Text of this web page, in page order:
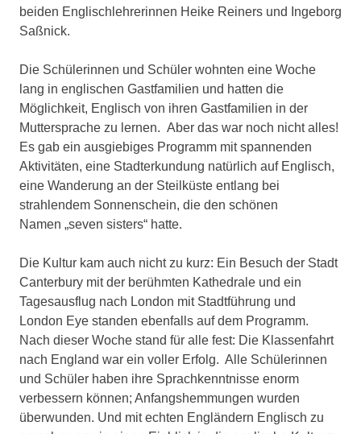
beiden Englischlehrerinnen Heike Reiners und Ingeborg
Saßnick.
Die Schülerinnen und Schüler wohnten eine Woche
lang in englischen Gastfamilien und hatten die
Möglichkeit, Englisch von ihren Gastfamilien in der
Muttersprache zu lernen. Aber das war noch nicht alles!
Es gab ein ausgiebiges Programm mit spannenden
Aktivitäten, eine Stadterkundung natürlich auf Englisch,
eine Wanderung an der Steilküste entlang bei
strahlendem Sonnenschein, die den schönen
Namen „seven sisters“ hatte.
Die Kultur kam auch nicht zu kurz: Ein Besuch der Stadt
Canterbury mit der berühmten Kathedrale und ein
Tagesausflug nach London mit Stadtführung und
London Eye standen ebenfalls auf dem Programm.
Nach dieser Woche stand für alle fest: Die Klassenfahrt
nach England war ein voller Erfolg. Alle Schülerinnen
und Schüler haben ihre Sprachkenntnisse enorm
verbessern können; Anfangshemmungen wurden
überwunden. Und mit echten Engländern Englisch zu